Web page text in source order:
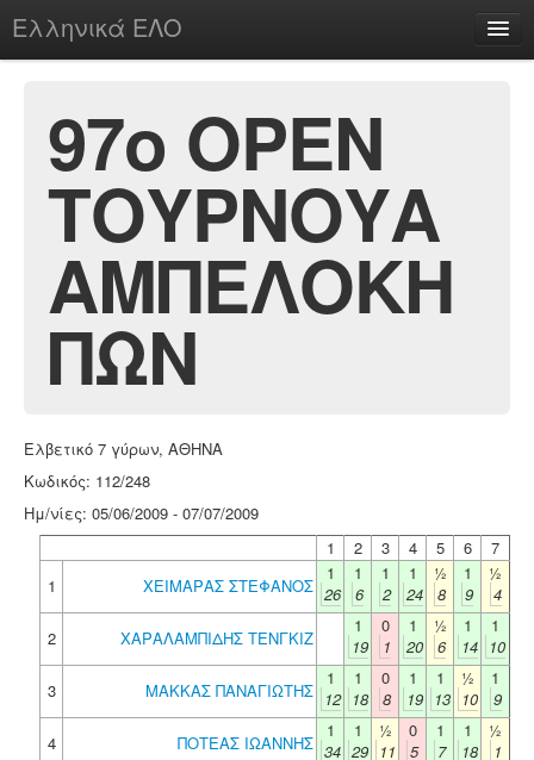
Ελληνικά ΕΛΟ
chesstu.be @ discord
Login
97o ΟΡΕΝ
ΤΟΥΡΝΟΥΑ
ΑΜΠΕΛΟΚΗ
ΠΩΝ
Ελβετικό 7 γύρων, ΑΘΗΝΑ
Κωδικός: 112/248
Ημ/νίες: 05/06/2009 - 07/07/2009
1
2 3 4 5 6
7
1
ΧΕΙΜΑΡΑΣ ΣΤΕΦΑΝΟΣ
1
26
1
6
1
2
1
24
½
8
1
9
½
4
2
ΧΑΡΑΛΑΜΠΙΔΗΣ ΤΕΝΓΚΙΖ
1
19
0
1
1
20
½
6
1
14
1
10
3
ΜΑΚΚΑΣ ΠΑΝΑΓΙΩΤΗΣ
1
12
1
18
0
8
1
19
1
13
½
10
1
9
4
ΠΟΤΕΑΣ ΙΩΑΝΝΗΣ
1
34
1
29
½
11
0
5
1
7
1
18
½
1